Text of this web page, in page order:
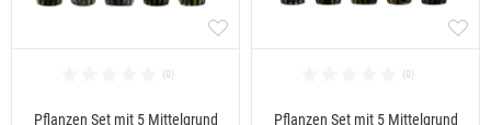
Pflanzen Set mit 5 Mittelgrund
Pflanzen Set mit 5 Mittelgrund